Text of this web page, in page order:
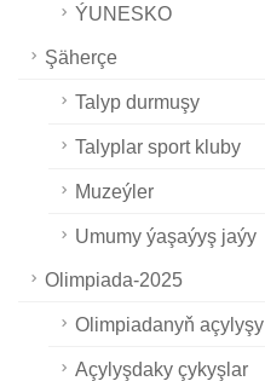
ÝUNESKO
Şäherçe
Talyp durmuşy
Talyplar sport kluby
Muzeýler
Umumy ýaşaýyş jaýy
Olimpiada-2025
Olimpiadanyň açylyşy
Açylyşdaky çykyşlar